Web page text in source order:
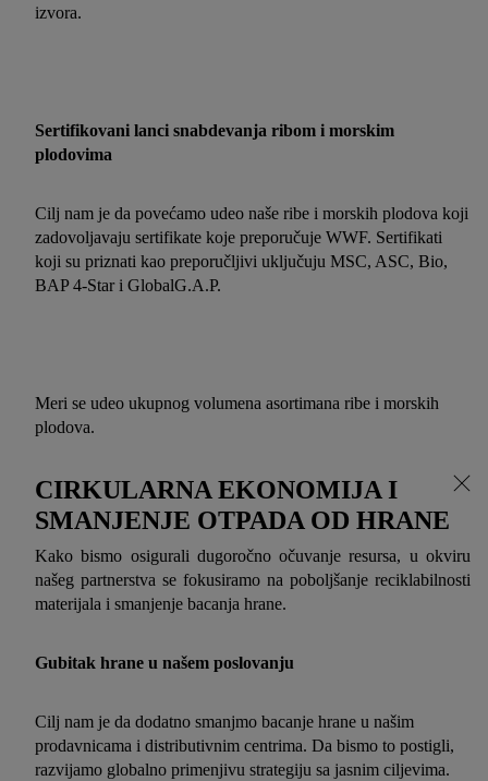
izvora.
Sertifikovani lanci snabdevanja ribom i morskim
plodovima
Cilj nam je da povećamo udeo naše ribe i morskih plodova koji
zadovoljavaju sertifikate koje preporučuje WWF. Sertifikati
koji su priznati kao preporučljivi uključuju MSC, ASC, Bio,
BAP 4-Star i GlobalG.A.P.
Meri se udeo ukupnog volumena asortimana ribe i morskih
plodova.
CIRKULARNA EKONOMIJA I
SMANJENJE OTPADA OD HRANE
Kako bismo osigurali dugoročno očuvanje resursa, u okviru
našeg partnerstva se fokusiramo na poboljšanje reciklabilnosti
materijala i smanjenje bacanja hrane.
Gubitak hrane u našem poslovanju
Cilj nam je da dodatno smanjmo bacanje hrane u našim
prodavnicama i distributivnim centrima. Da bismo to postigli,
razvijamo globalno primenjivu strategiju sa jasnim ciljevima.